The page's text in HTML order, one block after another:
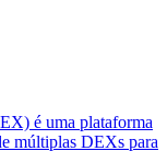
é uma plataforma
múltiplas DEXs para